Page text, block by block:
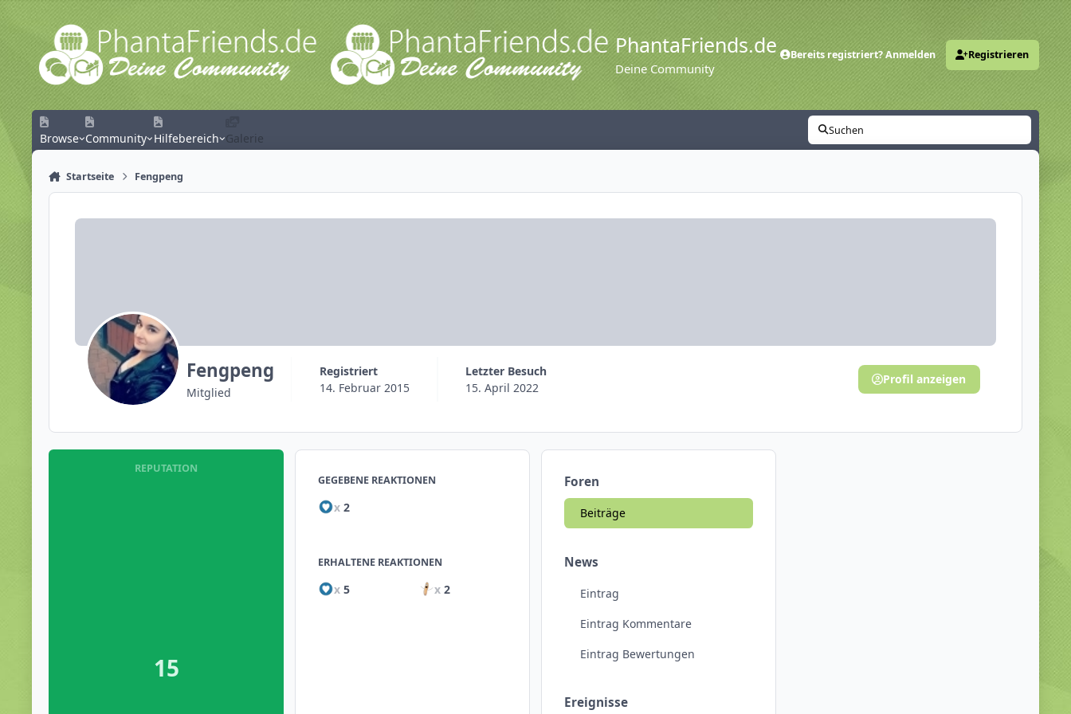
Zum Inhalt springen
PhantaFriends.de
Deine Community
Bereits registriert? Anmelden Registrieren
Browse Community Hilfebereich Galerie
Suchen
Startseite Fengpeng
Fengpeng
Mitglied
Registriert
14. Februar 2015
Letzter Besuch
15. April 2022
Profil anzeigen
REPUTATION
15
GEGEBENE REAKTIONEN
x 2
ERHALTENE REAKTIONEN
x 5 x2
Foren
Beiträge
News
Eintrag
Eintrag Kommentare
Eintrag Bewertungen
Ereignisse